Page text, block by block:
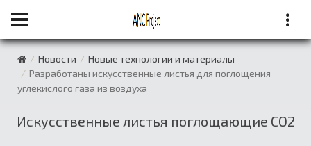
Новости
Новые технологии и материалы
Разработаны искусственные листья для поглощения
углекислого газа из воздуха
Искусственные листья поглощающие СО2